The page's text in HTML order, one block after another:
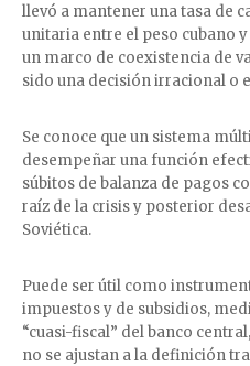
llevó a mantener una tasa de
unitaria entre el peso cubano
un marco de coexistencia de
sido una decisión irracional o
Se conoce que un sistema
desempeñar una función
súbitos de balanza de pagos
raíz de la crisis y posterior
Soviética.
Puede ser útil como
impuestos y de subsidios,
“cuasi-fiscal” del banco
no se ajustan a la definición